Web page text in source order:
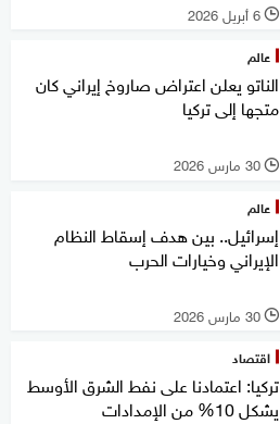
l 6 أبريل 2026
عالم
الناتو يعلن اعتراض صاروخ إيراني كان
متجها إلى تركيا
l 30 مارس 2026
عالم
إسرائيل.. بين هدف إسقاط النظام
الإيراني وخيارات الحرب
l 30 مارس 2026
اقتصاد
تركيا: اعتمادنا على نفط الشرق الأوسط
يشكل 10% من الإمدادات